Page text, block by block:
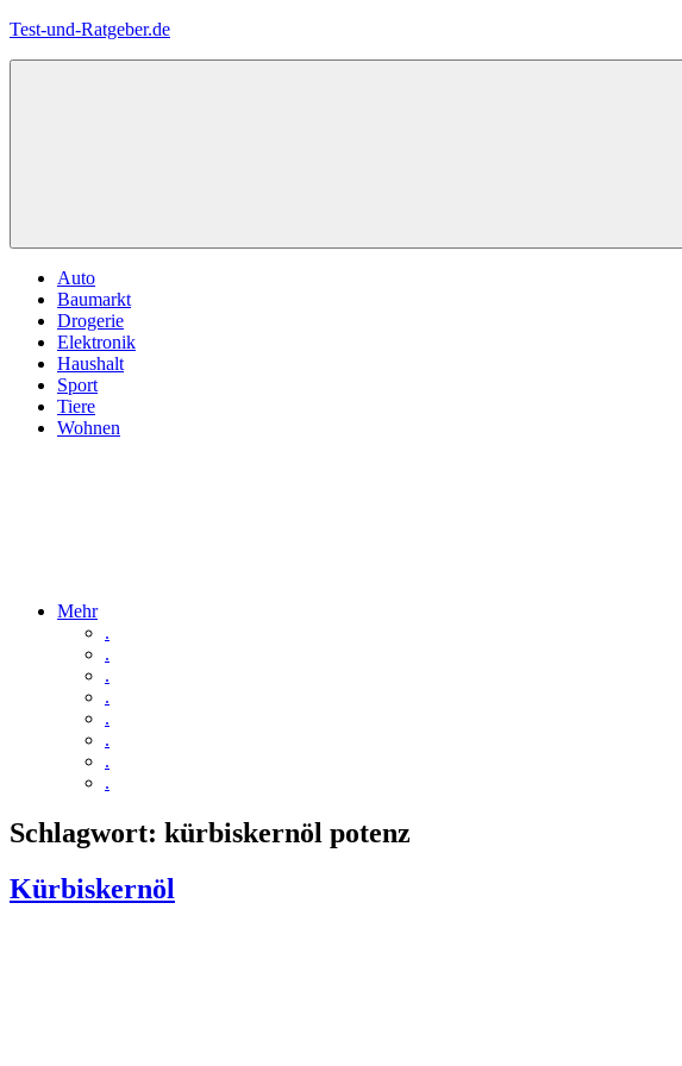
Zum
Test-und-Ratgeber.de
Menü
Auto
Baumarkt
Drogerie
Elektronik
Haushalt
Sport
Tiere
Wohnen
Mehr
.
.
.
.
.
.
.
.
Schlagwort: kürbiskernöl potenz
Kürbiskernöl